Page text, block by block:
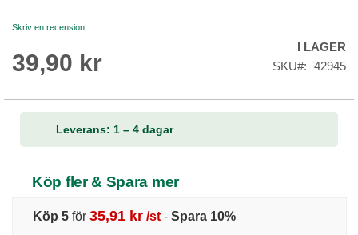
the
gallery
Skriv en recension
39,90 kr
I LAGER
SKU
42945
Leverans: 1 – 4 dagar
Köp fler & Spara mer
Köp 5 för 35,91 kr /st - Spara 10%